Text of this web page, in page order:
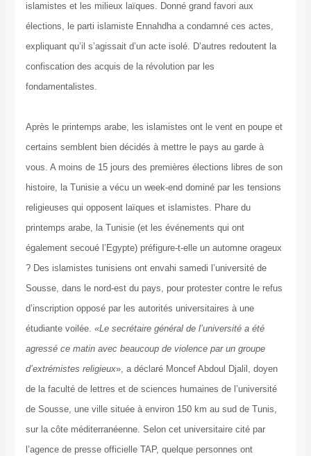
islamistes et les milieux laïques. Donné grand favori aux
élections, le parti islamiste Ennahdha a condamné ces actes,
expliquant qu’il s’agissait d’un acte isolé. D’autres redoutent la
confiscation des acquis de la révolution par les
fondamentalistes.
Après le printemps arabe, les islamistes ont le vent en poupe et
certains semblent bien décidés à mettre le pays au garde à
vous. A moins de 15 jours des premières élections libres de son
histoire, la Tunisie a vécu un week-end dominé par les tensions
religieuses qui opposent laïques et islamistes. Phare du
printemps arabe, la Tunisie (et les événements qui ont
également secoué l’Egypte) préfigure-t-elle un automne orageux
? Des islamistes tunisiens ont envahi samedi l’université de
Sousse, dans le nord-est du pays, pour protester contre le refus
d’inscription opposé par les autorités universitaires à une
étudiante voilée. «Le secrétaire général de l’université a été
agressé ce matin avec beaucoup de violence par un groupe
d’extrémistes religieux», a déclaré Moncef Abdoul Djalil, doyen
de la faculté de lettres et de sciences humaines de l’université
de Sousse, une ville située à environ 150 km au sud de Tunis,
sur la côte méditerranéenne. Selon cet universitaire cité par
l’agence de presse officielle TAP, quelque personnes ont